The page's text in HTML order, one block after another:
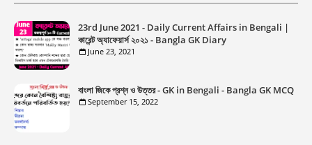
23rd June 2021 - Daily Current Affairs in Bengali |
কারেন্ট অ্যাফেয়ার্স ২০২১ - Bangla GK Diary
June 23, 2021
বাংলা জিকে প্রশ্ন ও উত্তর - GK in Bengali - Bangla GK MCQ
September 15, 2022